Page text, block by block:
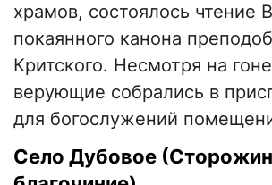
храмов, состоялось чтение
покаянного канона
Критского. Несмотря на
верующие собрались в
для богослужений
Село Дубовое